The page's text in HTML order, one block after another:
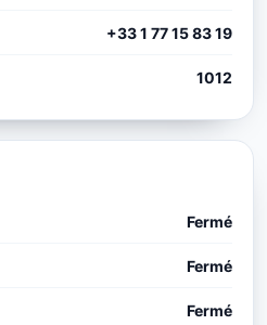
+33 1 77 15 83 19
1012
Fermé
Fermé
Fermé